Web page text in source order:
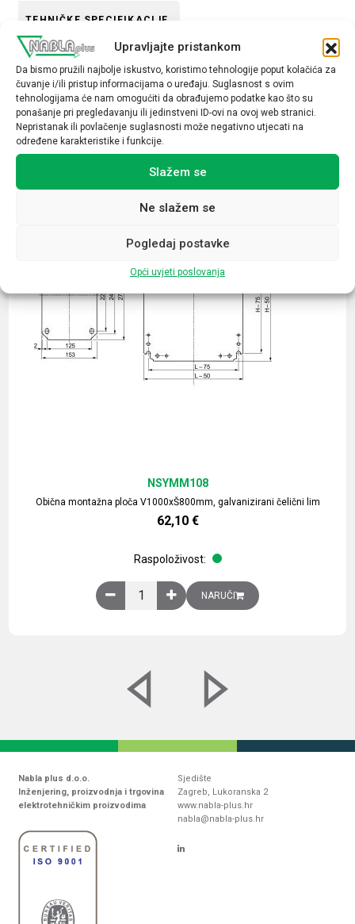
Upravljajte pristankom
Da bismo pružili najbolje iskustvo, koristimo tehnologije poput kolačića za
čuvanje i/ili pristup informacijama o uređaju. Suglasnost s ovim
tehnologijama će nam omogućiti da obrađujemo podatke kao što su
ponašanje pri pregledavanju ili jedinstveni ID-ovi na ovoj web stranici.
Nepristanak ili povlačenje suglasnosti može negativno utjecati na
određene karakteristike i funkcije.
Slažem se
Ne slažem se
Pogledaj postavke
Opći uvjeti poslovanja
TEHNIČKE SPECIFIKACIJE
Povezani proizvodi
Obična montažna ploča V1000xŠ800mm, galvanizirani čelični lim
NSYMM108
62,10 €
Raspoloživost:
Obična montažna ploča V1000xŠ800mm,
NARUČI
Nabla plus d.o.o.
Inženjering, proizvodnja i trgovina
elektrotehničkim proizvodima
Sjedište
Zagreb, Lukoranska 2
www.nabla-plus.hr
nabla@nabla-plus.hr